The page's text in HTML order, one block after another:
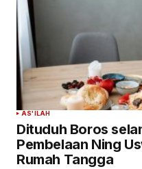
AS'ILAH
Dituduh Boros
Pembelaan Ning
Rumah Tangga